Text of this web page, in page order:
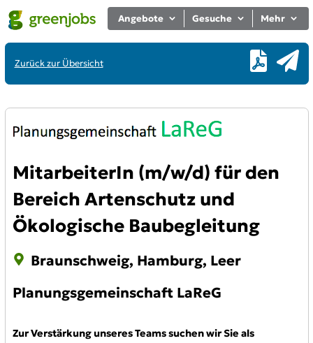
Angebote Gesuche Mehr
Zurück zur Übersicht
MitarbeiterIn (m/w/d) für den
Bereich Artenschutz und
Ökologische Baubegleitung
Braunschweig, Hamburg, Leer
Planungsgemeinschaft LaReG
Zur Verstärkung unseres Teams suchen wir Sie als